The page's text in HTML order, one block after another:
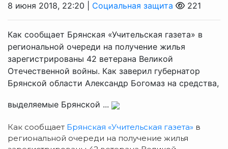
8 июня 2018, 22:20 | Социальная защита 221
Как сообщает Брянская «Учительская газета» в
региональной очереди на получение жилья
зарегистрированы 42 ветерана Великой
Отечественной войны. Как заверил губернатор
Брянской области Александр Богомаз на средства,
выделяемые Брянской ...
Как сообщает Брянская «Учительская газета» в
региональной очереди на получение жилья